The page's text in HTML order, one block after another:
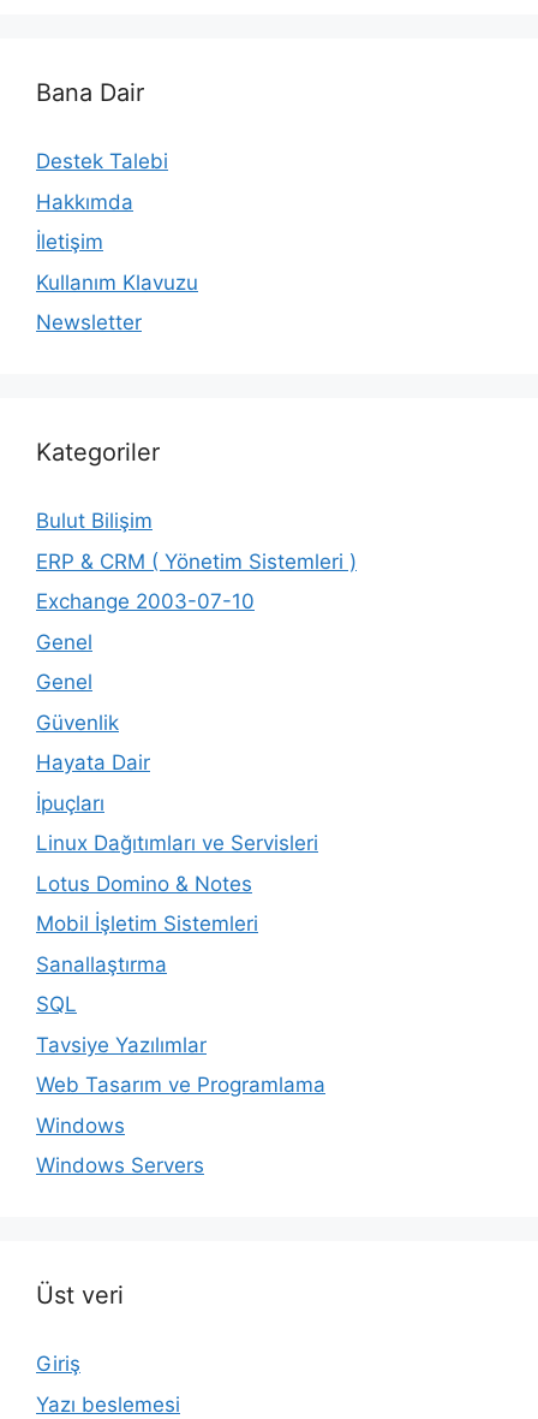
Bana Dair
Destek Talebi
Hakkımda
İletişim
Kullanım Klavuzu
Newsletter
Kategoriler
Bulut Bilişim
ERP & CRM ( Yönetim Sistemleri )
Exchange 2003-07-10
Genel
Genel
Güvenlik
Hayata Dair
İpuçları
Linux Dağıtımları ve Servisleri
Lotus Domino & Notes
Mobil İşletim Sistemleri
Sanallaştırma
SQL
Tavsiye Yazılımlar
Web Tasarım ve Programlama
Windows
Windows Servers
Üst veri
Giriş
Yazı beslemesi